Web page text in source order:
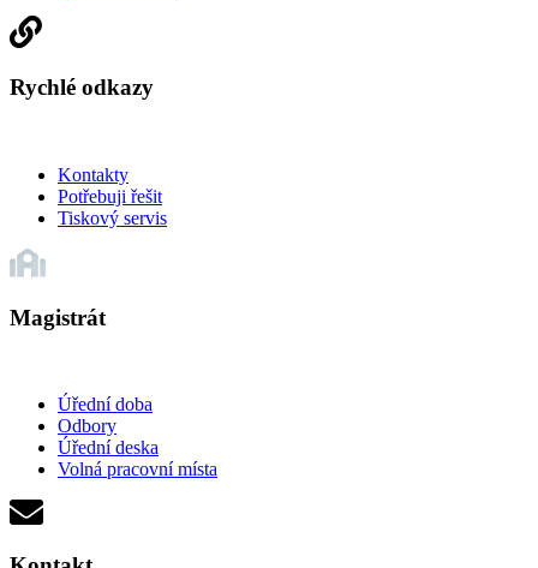
Rychlé odkazy
Kontakty
Potřebuji řešit
Tiskový servis
Magistrát
Úřední doba
Odbory
Úřední deska
Volná pracovní místa